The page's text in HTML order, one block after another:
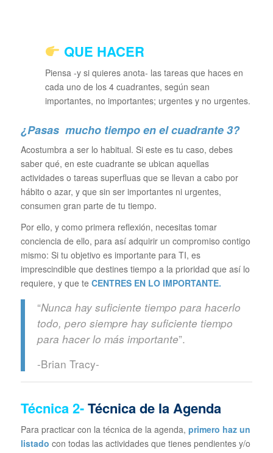
QUE HACER
Piensa -y si quieres anota- las tareas que haces en
cada uno de los 4 cuadrantes, según sean
importantes, no importantes; urgentes y no urgentes.
¿Pasas mucho tiempo en el cuadrante 3?
Acostumbra a ser lo habitual. Si este es tu caso, debes
saber qué, en este cuadrante se ubican aquellas
actividades o tareas superfluas que se llevan a cabo por
hábito o azar, y que sin ser importantes ni urgentes,
consumen gran parte de tu tiempo.
Por ello, y como primera reflexión, necesitas tomar
conciencia de ello, para así adquirir un compromiso contigo
mismo: Si tu objetivo es importante para TI, es
imprescindible que destines tiempo a la prioridad que así lo
requiere, y que te CENTRES EN LO IMPORTANTE.
“Nunca hay suficiente tiempo para hacerlo
todo, pero siempre hay suficiente tiempo
para hacer lo más importante”.
-Brian Tracy-
Técnica2-Técnica de la Agenda
Para practicar con la técnica de la agenda, primero haz un
listado con todas las actividades que tienes pendientes y/o